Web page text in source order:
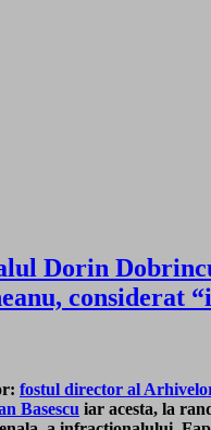
Dorin
considerat
fostul director al
Basescu iar acesta, la